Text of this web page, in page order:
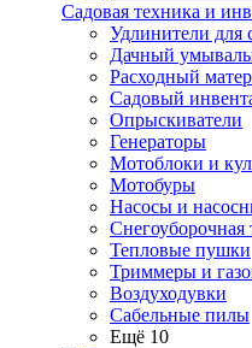
Садовая техника и
Удлинители для
Дачный
Расходный
Садовый
Опрыскиватели
Генераторы
Мотоблоки и
Мотобуры
Насосы и
Снегоуборочная
Тепловые пушки
Триммеры и
Воздуходувки
Сабельные пилы
Ещё 10